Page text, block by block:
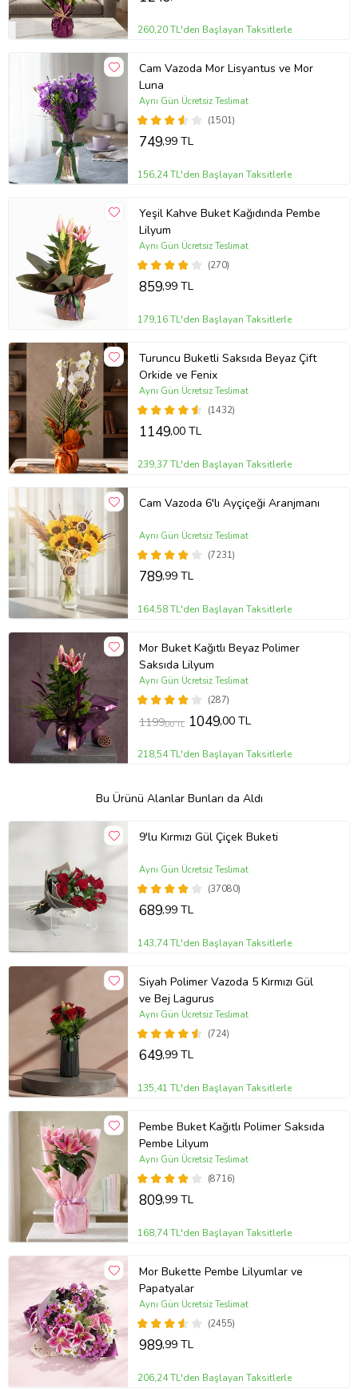
260,20 TL'den Başlayan Taksitlerle
Cam Vazoda Mor Lisyantus ve Mor
Luna
(1501)
Aynı Gün Ücretsiz Teslimat
749,99 TL
156,24 TL'den Başlayan Taksitlerle
Yeşil Kahve Buket Kağıdında Pembe
Lilyum
(270)
Aynı Gün Ücretsiz Teslimat
859,99 TL
179,16 TL'den Başlayan Taksitlerle
Turuncu Buketli Saksıda Beyaz Çift
Orkide ve Fenix
(1432)
Aynı Gün Ücretsiz Teslimat
1149,00 TL
239,37 TL'den Başlayan Taksitlerle
Cam Vazoda 6'lı Ayçiçeği Aranjmanı
(7231)
Aynı Gün Ücretsiz Teslimat
789,99 TL
164,58 TL'den Başlayan Taksitlerle
Mor Buket Kağıtlı Beyaz Polimer
Saksıda Lilyum
(287)
Aynı Gün Ücretsiz Teslimat
1199,00 TL 1049,00 TL
218,54 TL'den Başlayan Taksitlerle
Bu Ürünü Alanlar Bunları da Aldı
9'lu Kırmızı Gül Çiçek Buketi
(37080)
Aynı Gün Ücretsiz Teslimat
689,99 TL
143,74 TL'den Başlayan Taksitlerle
Siyah Polimer Vazoda 5 Kırmızı Gül
ve Bej Lagurus
(724)
Aynı Gün Ücretsiz Teslimat
649,99 TL
135,41 TL'den Başlayan Taksitlerle
Pembe Buket Kağıtlı Polimer Saksıda
Pembe Lilyum
(8716)
Aynı Gün Ücretsiz Teslimat
809,99 TL
168,74 TL'den Başlayan Taksitlerle
Mor Bukette Pembe Lilyumlar ve
Papatyalar
(2455)
Aynı Gün Ücretsiz Teslimat
989,99 TL
206,24 TL'den Başlayan Taksitlerle